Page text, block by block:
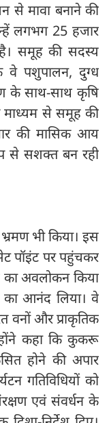
से मावा बनाने की
लगभग 25 हजार
समूह की सदस्य
वे पशुपालन, दुग्ध
के साथ-साथ कृषि
माध्यम से समूह की
की मासिक आय
से सशक्त बन रही
भी किया। इस
पॉइंट पर पहुंचकर
का अवलोकन किया
का आनंद लिया। वे
वनों और प्राकृतिक
कहा कि कुकरू
होने की अपार
गतिविधियों को
एवं संवर्धन के